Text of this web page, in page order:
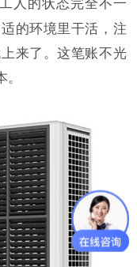
人的状态完全不一
的环境里干活，注
来了。这笔账不光